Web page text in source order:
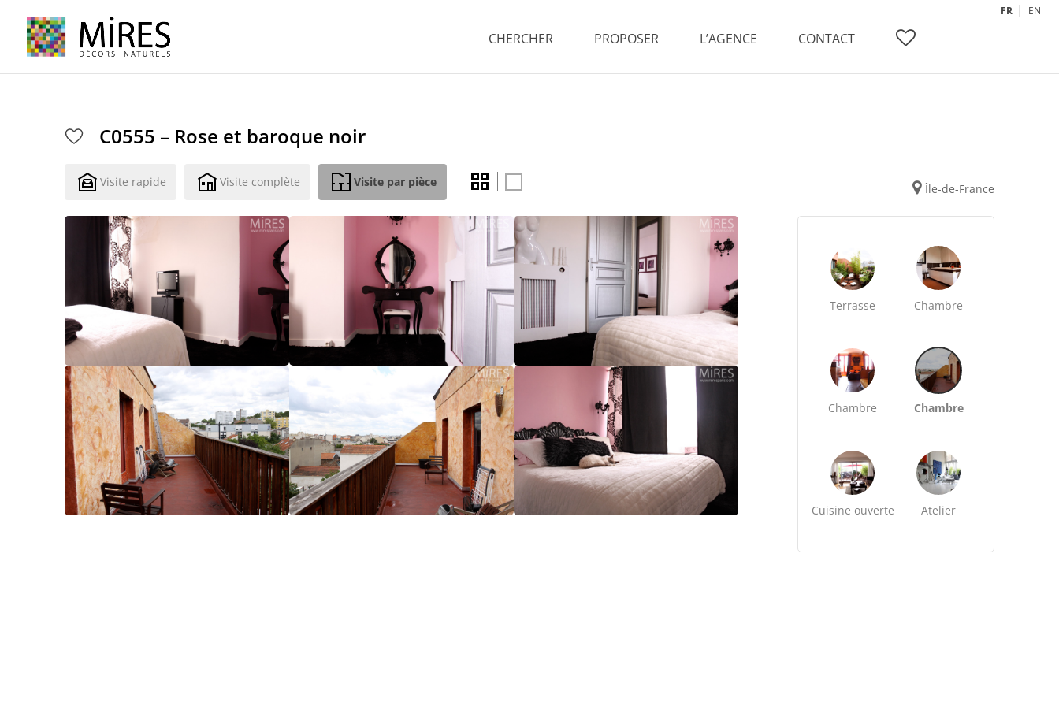
CHERCHER PROPOSER L’AGENCE CONTACT
FR EN
C0555 – Rose et baroque noir
Visite rapide Visite complète Visite par pièce Île-de-France
Terrasse Chambre
Chambre Chambre
Cuisine ouverte Atelier